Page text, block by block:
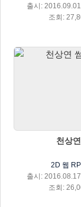
출시:
조회:
천상연
2D 웹
출시:
조회: